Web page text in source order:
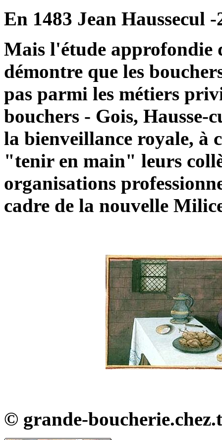
En 1483 Jean Haussecul
Mais l'étude approfondie
démontre que les
pas parmi les métiers
bouchers - Gois, Hausse-
la bienveillance royale, à
"tenir en main" leurs
organisations
cadre de la nouvelle
© grande-